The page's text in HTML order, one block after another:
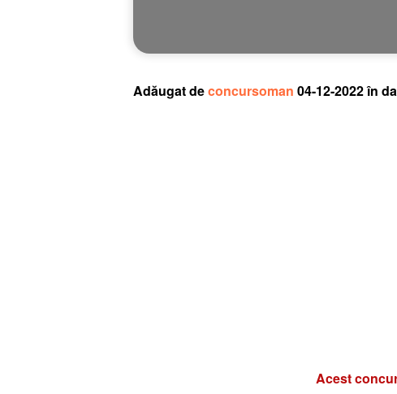
Adăugat deconcursoman 04-12-2022 în
Acest